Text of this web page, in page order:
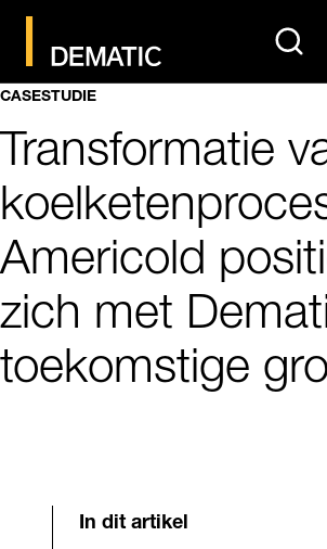
search
CASESTUDIE
Transformatie
Americold
zich met
toekomstige
In dit artikel